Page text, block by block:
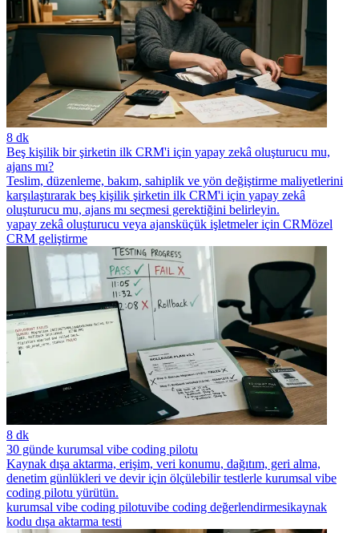
8 dk
Beş kişilik bir şirketin ilk CRM'i için yapay zekâ oluşturucu mu,
ajans mı?
Teslim, düzenleme, bakım, sahiplik ve yön değiştirme maliyetlerini
karşılaştırarak beş kişilik şirketin ilk CRM'i için yapay zekâ
oluşturucu mu, ajans mı seçmesi gerektiğini belirleyin.
yapay zekâ oluşturucu veya ajansküçük işletmeler için CRMözel
CRM geliştirme
8 dk
30 günde kurumsal vibe coding pilotu
Kaynak dışa aktarma, erişim, veri konumu, dağıtım, geri alma,
denetim günlükleri ve devir için ölçülebilir testlerle kurumsal vibe
coding pilotu yürütün.
kurumsal vibe coding pilotuvibe coding değerlendirmesikaynak
kodu dışa aktarma testi